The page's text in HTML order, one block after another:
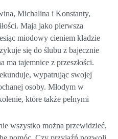
Michalina i Konstanty,
Maja jako pierwsza
miodowy cieniem kładzie
się do ślubu z bajecznie
ma tajemnice z przeszłości.
wypatrując swojej
osoby. Młodym w
które także pełnymi
wszystko można przewidzieć,